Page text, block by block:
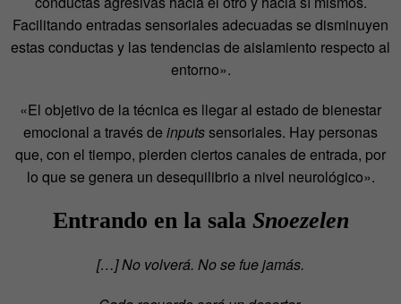
Facilitando entradas sensoriales adecuadas se disminuyen
estas conductas y las tendencias de aislamiento respecto al
entorno».
«El objetivo de la técnica es llegar al estado de bienestar
emocional a través de inputssensoriales. Hay personas
que, con el tiempo, pierden ciertos canales de entrada, por
lo que se genera un desequilibrio a nivel neurológico».
Entrando en la sala Snoezelen
[…] No volverá. No se fue jamás.